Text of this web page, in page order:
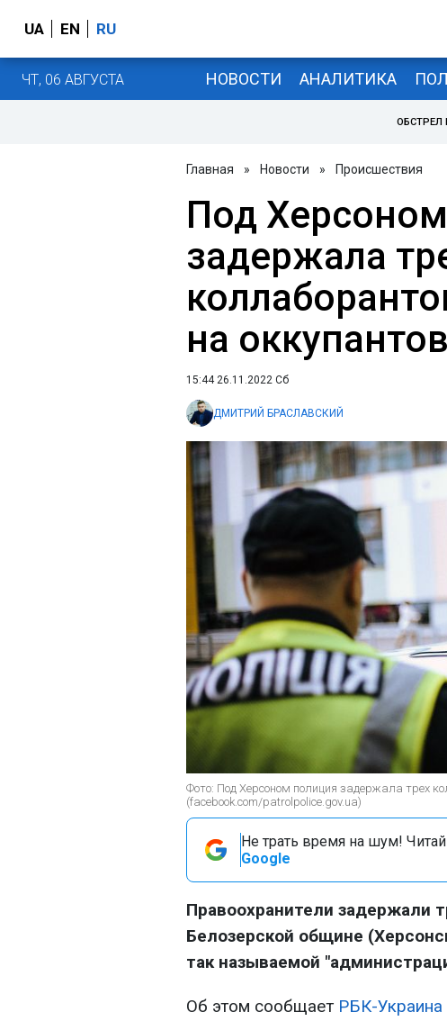
UA EN RU
ЧТ, 06 АВГУСТА НОВОСТИ АНАЛИТИКА
ОБСТРЕЛ
Главная » Новости » Происшествия
Под
задержала
на оккупантов
15:44 26.11.2022 Сб
ДМИТРИЙ БРАСЛАВСКИЙ
Фото: Под Херсоном полиция задержала трех
(facebook.com/patrolpolice.gov.ua)
Не трать время на шум! Читай
Google
Правоохранители задержали
Белозерской общине
так называемой
Об этом сообщает РБК-Украина